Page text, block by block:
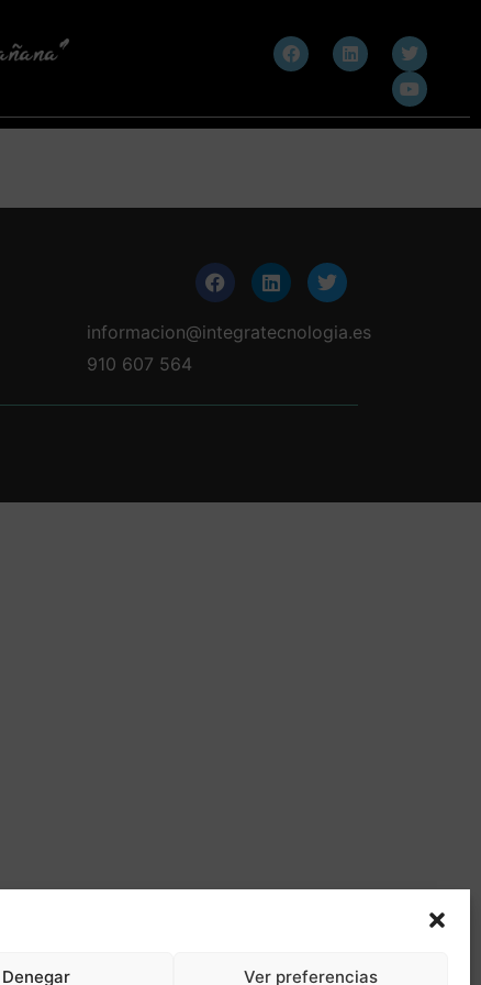
Denegar Ver preferencias
informacion@integratecnologia.es
910 607 564